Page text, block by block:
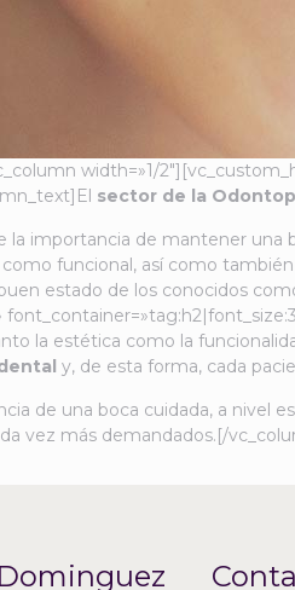
width=»1/
sector de la
la importancia de mantener
funcional, así como
estado de los conocidos
la estética como la
y, de esta forma, cada
de una boca cuidada, a nivel
vez más demandados.[/